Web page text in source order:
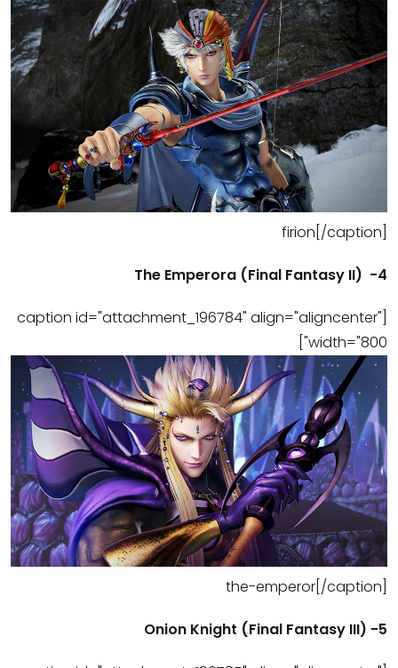
firion[/caption]
4- (Final Fantasy II) The Emperora
[caption id="attachment_196784" align="aligncenter"
width="800"]
the-emperor[/caption]
5- (Onion Knight (Final Fantasy III